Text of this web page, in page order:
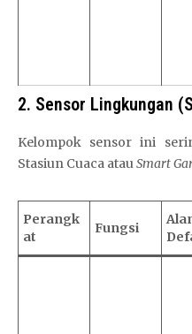
2. Sensor Lingkungan
Kelompok sensor ini
Stasiun Cuaca atau Smart
Perangk
at
Fungsi